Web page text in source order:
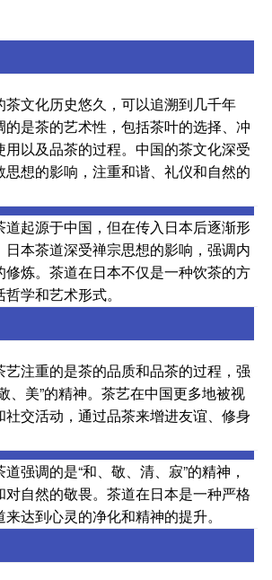
茶文化历史悠久，可以追溯到几千年
是茶的艺术性，包括茶叶的选择、冲
以及品茶的过程。中国的茶文化深受
想的影响，注重和谐、礼仪和自然的
道起源于中国，但在传入日本后逐渐形
日本茶道深受禅宗思想的影响，强调内
修炼。茶道在日本不仅是一种饮茶的方
学和艺术形式。
艺注重的是茶的品质和品茶的过程，强
、美”的精神。茶艺在中国更多地被视
社交活动，通过品茶来增进友谊、修身
道强调的是“和、敬、清、寂”的精神，
自然的敬畏。茶道在日本是一种严格
达到心灵的净化和精神的提升。